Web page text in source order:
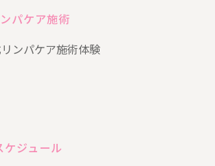
パケア施術
ンパケア施術体験
ジュール